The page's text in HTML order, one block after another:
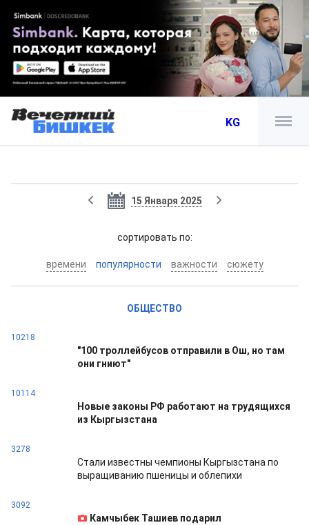
KG
15 Января 2025
cортировать по:
времени популярности важности сюжету
ОБЩЕСТВО
10218
"100 троллейбусов отправили в Ош, но там
они гниют"
10114
Новые законы РФ работают на трудящихся
из Кыргызстана
3278
Стали известны чемпионы Кыргызстана по
выращиванию пшеницы и облепихи
3092
Камчыбек Ташиев подарил